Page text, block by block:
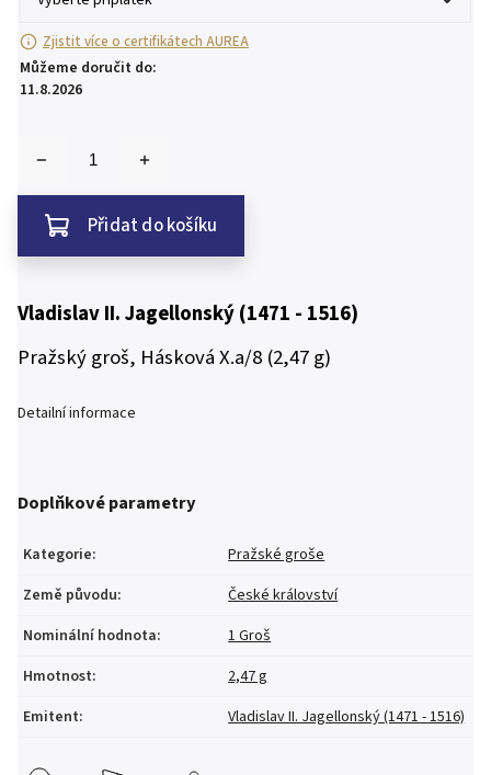
Zjistit více o certifikátech AUREA
Můžeme doručit do:
11.8.2026
Přidat do košíku
Vladislav II. Jagellonský (1471 - 1516)
Pražský groš, Hásková X.a/8 (2,47 g)
Detailní informace
Doplňkové parametry
Kategorie:
Pražské groše
Země původu:
České království
Nominální hodnota:
1 Groš
Hmotnost:
2,47 g
Emitent: Vladislav II. Jagellonský (1471 - 1516)